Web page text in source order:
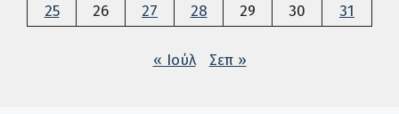
25
26 27 28 29 30 31
« Ιούλ Σεπ »